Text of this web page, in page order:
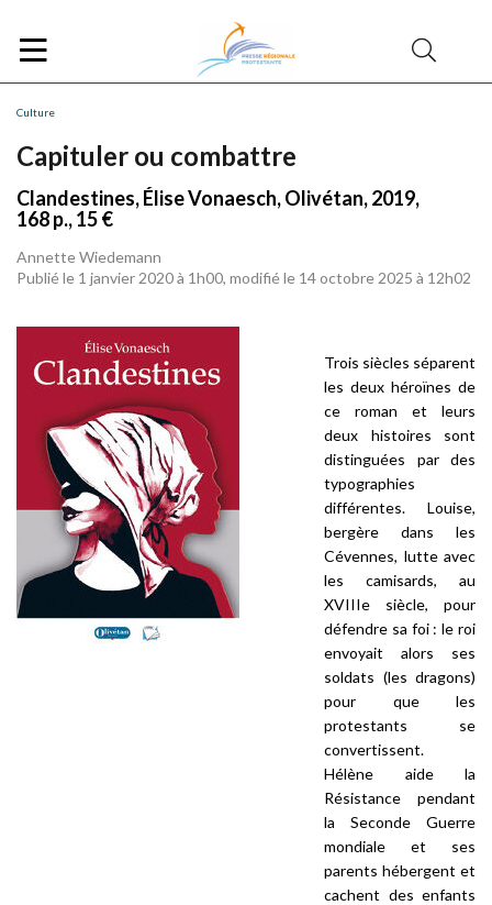
Culture
Capituler ou combattre
Clandestines, Élise Vonaesch, Olivétan, 2019,
168 p., 15 €
Annette Wiedemann
Publié le 1 janvier 2020 à 1h00, modifié le 14 octobre 2025 à 12h02
Trois siècles séparent
les deux héroïnes de
ce roman et leurs
deux histoires sont
distinguées par des
typographies
différentes. Louise,
bergère dans les
Cévennes, lutte avec
les camisards, au
XVIIIe siècle, pour
défendre sa foi : le roi
envoyait alors ses
soldats (les dragons)
pour que les
protestants se
convertissent.
Hélène aide la
Résistance pendant
la Seconde Guerre
mondiale et ses
parents hébergent et
cachent des enfants